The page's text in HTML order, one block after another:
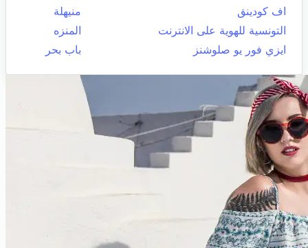
اف كودينق
منيهلة
التونسية للهوية على الانترنت
المنزه
ايزي فور يو صلوشنز
باب بحر